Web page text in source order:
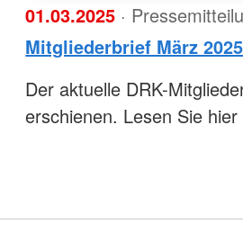
01.03.2025 ·
Mitgliederbrief März 2025
Der aktuelle DRK-
erschienen. Lesen Sie